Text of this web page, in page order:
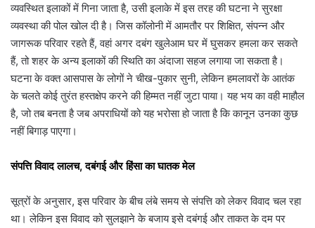
व्यवस्थित इलाकों में गिना जाता है, उसी इलाके में इस तरह की घटना ने सुरक्षा
व्यवस्था की पोल खोल दी है। जिस कॉलोनी में आमतौर पर शिक्षित, संपन्न और
जागरूक परिवार रहते हैं, वहां अगर दबंग खुलेआम घर में घुसकर हमला कर सकते
हैं, तो शहर के अन्य इलाकों की स्थिति का अंदाजा सहज लगाया जा सकता है।
घटना के वक्त आसपास के लोगों ने चीख-पुकार सुनी, लेकिन हमलावरों के आतंक
के चलते कोई तुरंत हस्तक्षेप करने की हिम्मत नहीं जुटा पाया। यह भय का वही माहौल
है, जो तब बनता है जब अपराधियों को यह भरोसा हो जाता है कि कानून उनका कुछ
नहीं बिगाड़ पाएगा।
संपत्ति विवाद लालच, दबंगई और हिंसा का घातक मेल
सूत्रों के अनुसार, इस परिवार के बीच लंबे समय से संपत्ति को लेकर विवाद चल रहा
था। लेकिन इस विवाद को सुलझाने के बजाय इसे दबंगई और ताकत के दम पर